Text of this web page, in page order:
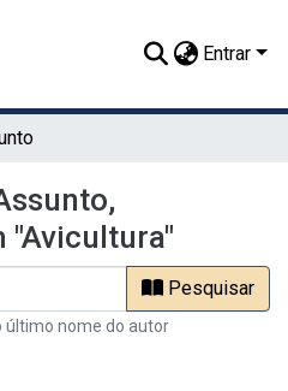
Entrar
"Avicultura"
Pesquisar
último nome do autor